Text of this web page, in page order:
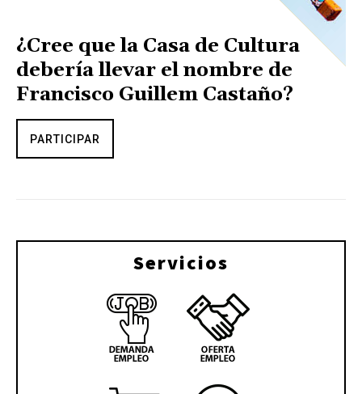
¿Cree que la Casa de Cultura
debería llevar el nombre de
Francisco Guillem Castaño?
PARTICIPAR
Servicios